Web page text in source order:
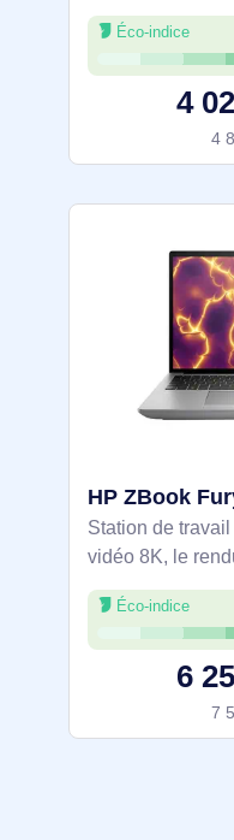
Core i7-
3500 Ada 12 Go
3D et le
Éco-indice
4
4
Station de
vidéo 8K, le
automatique.
Go DDR5, SSD
NVIDIA RTX
Éco-indice
6
7